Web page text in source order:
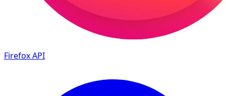
FirefoxAPI